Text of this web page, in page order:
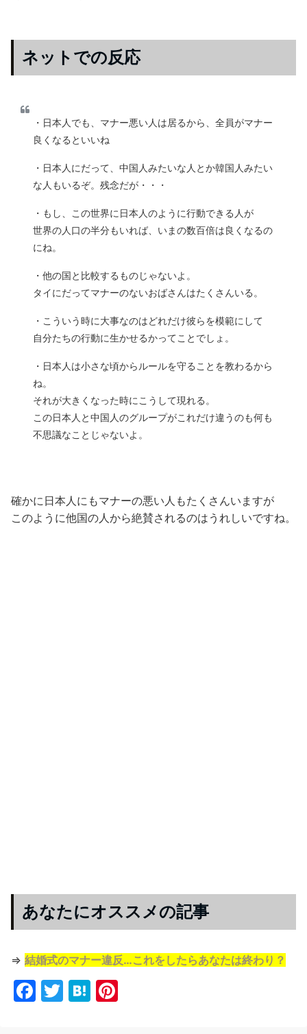
ネットでの反応
・日本人でも、マナー悪い人は居るから、全員がマナー
良くなるといいね
・日本人にだって、中国人みたいな人とか韓国人みたい
な人もいるぞ。残念だが・・・
・もし、この世界に日本人のように行動できる人が
世界の人口の半分もいれば、いまの数百倍は良くなるの
にね。
・他の国と比較するものじゃないよ。
タイにだってマナーのないおばさんはたくさんいる。
・こういう時に大事なのはどれだけ彼らを模範にして
自分たちの行動に生かせるかってことでしょ。
・日本人は小さな頃からルールを守ることを教わるから
ね。
それが大きくなった時にこうして現れる。
この日本人と中国人のグループがこれだけ違うのも何も
不思議なことじゃないよ。
確かに日本人にもマナーの悪い人もたくさんいますが
このように他国の人から絶賛されるのはうれしいですね。
あなたにオススメの記事
⇒ 結婚式のマナー違反…これをしたらあなたは終わり？
F
T
H